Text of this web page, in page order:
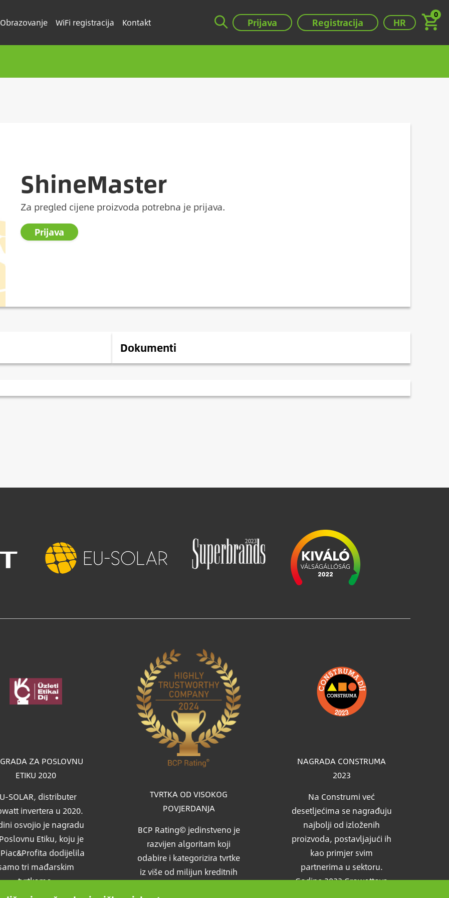
Obrazovanje WiFi registracija Kontakt Prijava Registracija Válassza ki a
HR
0
ShineMaster
Za pregled cijene proizvoda potrebna je prijava.
Prijava
Dokumenti
ZA POSLOVNU
ETIKU 2020
SOLAR, distributer
invertera u 2020.
osvojio je nagradu
Etiku, koju je
dodijelila
tri mađarskim
tvrtkama.
TVRTKA OD VISOKOG
POVJERDANJA
BCP Rating© jedinstveno je
razvijen algoritam koji
odabire i kategorizira tvrtke
iz više od milijun kreditnih
NAGRADA CONSTRUMA
2023
Na Construmi već
desetljećima se nagrađuju
najbolji od izloženih
proizvoda, postavljajući ih
kao primjer svim
partnerima u sektoru.
Godine 2023 Growattova